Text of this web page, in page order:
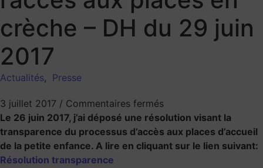
crèche – DH du 29 juin
2017
Actualités, Presse
3 juillet 2017 / Commentaires fermés
Le 26 juin 2017, j’ai déposé une résolution visant la
transparence du processus d’accès aux places d’accueil
de la petite enfance. A lire en cliquant sur le lien suivant:
Résolution transparence